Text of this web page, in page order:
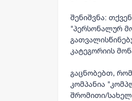
შენიშვნა:
"პერსონალურ
კატეგორიის
გაცნობებთ,
კომპანია
შრომითი/